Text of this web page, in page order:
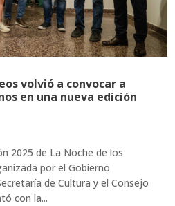
volvió a convocar a
en una nueva edición
2025 de La Noche de los
por el Gobierno
de Cultura y el Consejo
con la...